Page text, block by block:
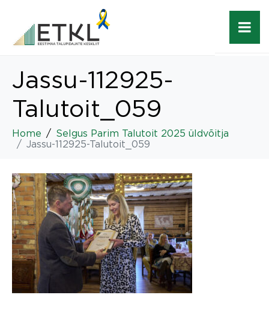
Jassu-112925-
Talutoit_059
Home
Selgus Parim Talutoit 2025 üldvõitja
Jassu-112925-Talutoit_059